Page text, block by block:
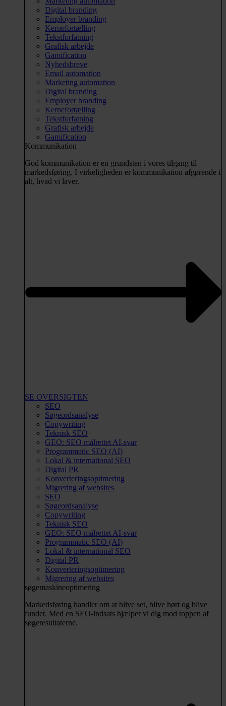
Digital branding
Employer branding
Kernefortælling
Tekstforfatning
Grafisk arbejde
Gamification
Nyhedsbreve
Email automation
Marketing automation
Digital branding
Employer branding
Kernefortælling
Tekstforfatning
Grafisk arbejde
Gamification
Kommunikation
God kommunikation er en grundsten i vores tilgang til
markedsføring. I virkeligheden er kommunikation afgørende i
alt, hvad vi laver.
SE OVERSIGTEN
SEO
Søgeordsanalyse
Copywriting
Teknisk SEO
GEO: SEO målrettet AI-svar
Programmatic SEO (AI)
Lokal & international SEO
Digital PR
Konverteringsoptimering
Migrering af websites
SEO
Søgeordsanalyse
Copywriting
Teknisk SEO
GEO: SEO målrettet AI-svar
Programmatic SEO (AI)
Lokal & international SEO
Digital PR
Konverteringsoptimering
Migrering af websites
søgemaskineoptimering
Markedsføring handler om at blive set, blive hørt og blive
fundet. Med en SEO-indsats hjælper vi dig mod toppen af
søgeresultaterne.